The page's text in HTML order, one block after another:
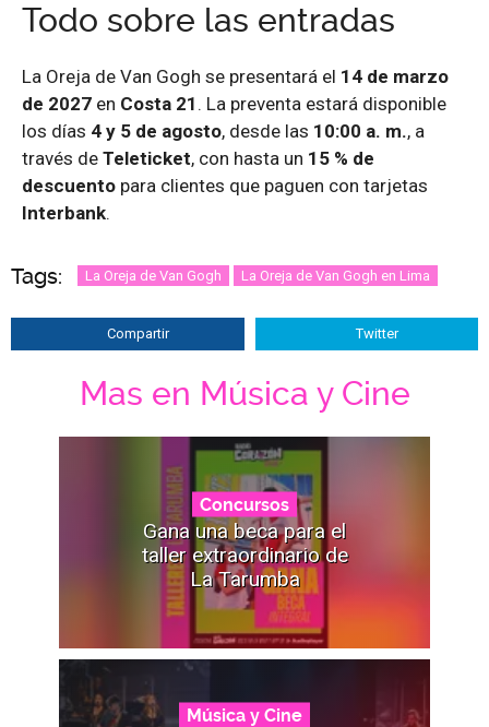
Todo sobre las entradas
La Oreja de Van Gogh se presentará el 14 de marzo
de 2027 en Costa 21 . La preventa estará disponible
los días 4 y 5 de agosto, desde las 10:00 a. m., a
través de Teleticket, con hasta un 15 % de
descuento para clientes que paguen con tarjetas
Interbank.
Tags: La Oreja de Van Gogh La Oreja de Van Gogh en Lima
Compartir Twitter
Mas en Música y Cine
Concursos
Gana una beca para el
taller extraordinario de
La Tarumba
Música y Cine